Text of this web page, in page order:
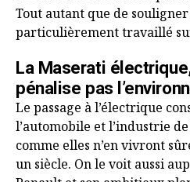
Tout autant que de
particulièrement travaillé
La Maserati
pénalise pas
Le passage à l’électrique
l’automobile et l’industrie
comme elles n’en vivront
un siècle. On le voit aussi